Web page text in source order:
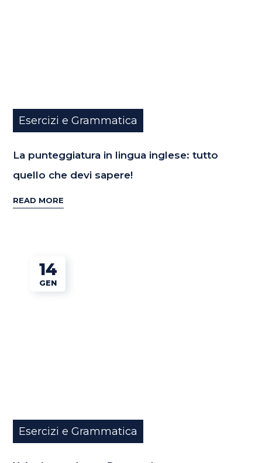
Esercizi e Grammatica
La punteggiatura in lingua inglese: tutto
quello che devi sapere!
READ MORE
14
GEN
Esercizi e Grammatica